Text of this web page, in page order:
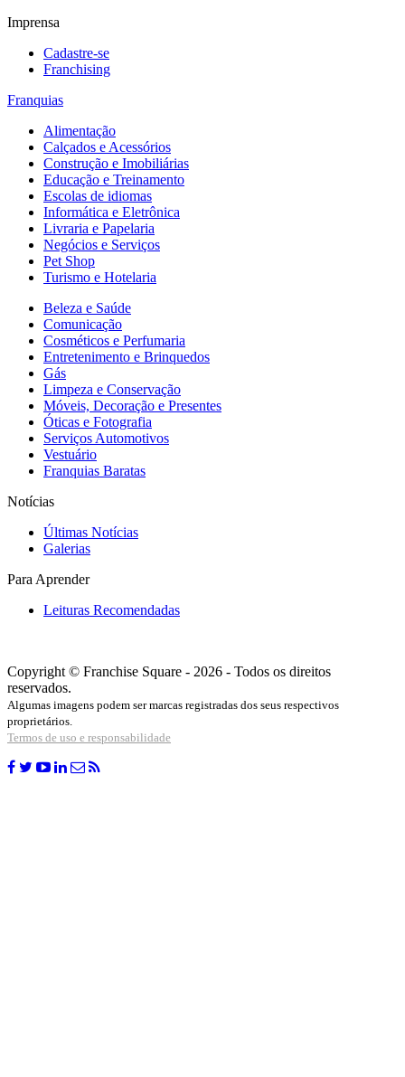
Imprensa
Cadastre-se
Franchising
Franquias
Alimentação
Calçados e Acessórios
Construção e Imobiliárias
Educação e Treinamento
Escolas de idiomas
Informática e Eletrônica
Livraria e Papelaria
Negócios e Serviços
Pet Shop
Turismo e Hotelaria
Beleza e Saúde
Comunicação
Cosméticos e Perfumaria
Entretenimento e Brinquedos
Gás
Limpeza e Conservação
Móveis, Decoração e Presentes
Óticas e Fotografia
Serviços Automotivos
Vestuário
Franquias Baratas
Notícias
Últimas Notícias
Galerias
Para Aprender
Leituras Recomendadas
Copyright © Franchise Square - 2026 - Todos os direitos
reservados.
Algumas imagens podem ser marcas registradas dos seus respectivos
proprietários.
Termos de uso e responsabilidade